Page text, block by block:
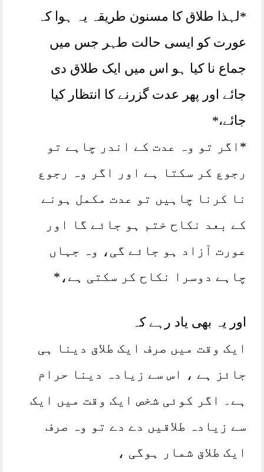
*لہذا طلاق کا مسنون طریقہ یہ ہوا کہ
عورت کو ایسی حالت طہر جس میں
جماع نا کیا ہو اس میں ایک طلاق دی
جائے اور پھر عدت گزرنے کا انتظار کیا
جائے،*
*اگر تو وہ عدت کے اندر چاہے تو
رجوع کر سکتا ہے اور اگر وہ رجوع
نا کرنا چاہیں تو عدت مکمل ہونے
کے بعد نکاح ختم ہو جائے گا اور
عورت آزاد ہو جائے گی، وہ جہاں
چاہے دوسرا نکاح کر سکتی ہے،*
اور یہ بھی یاد رہے کہ
ایک وقت میں صرف ایک طلاق دینا ہی
جائز ہے ، اس سے زیادہ دینا حرام
ہے۔ اگر کوئی شخص ایک وقت میں ایک
سے زیادہ طلاقیں دے دے تو وہ صرف
ایک طلاق شمار ہوگی ،